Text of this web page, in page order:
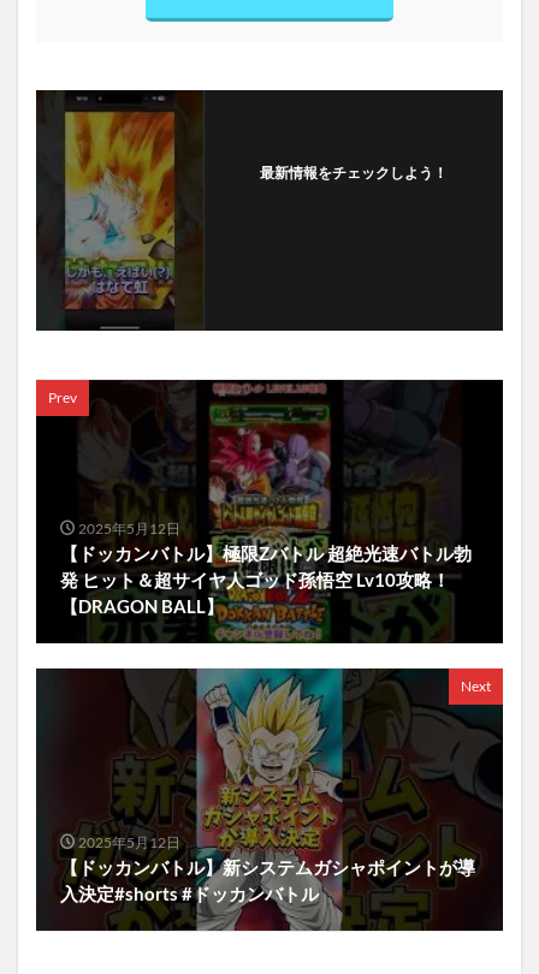
最新情報をチェックしよう！
Prev
2025年5月12日
【ドッカンバトル】極限Zバトル 超絶光速バトル勃
発 ヒット＆超サイヤ人ゴッド孫悟空 Lv10攻略！
【DRAGON BALL】
Next
2025年5月12日
【ドッカンバトル】新システムガシャポイントが導
入決定#shorts #ドッカンバトル